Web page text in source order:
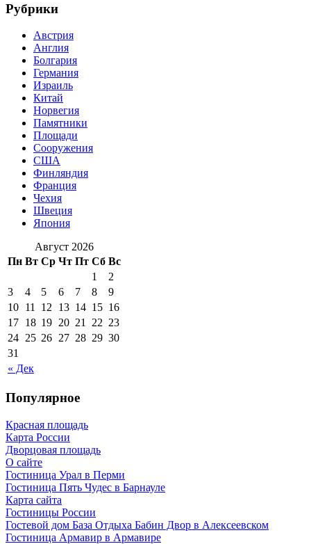
Рубрики
Австрия
Англия
Болгария
Германия
Израиль
Китай
Норвегия
Памятники
Площади
Сооружения
США
Финляндия
Франция
Чехия
Швеция
Япония
Август 2026
Пн Вт Ср Чт Пт Сб Вс
« Дек
1
2
3
4 5 6 7 8
9
10 11 12 13 14 15 16
17 18 19 20 21 22 23
24 25 26 27 28 29 30
31
Популярное
Красная площадь
Карта России
Дворцовая площадь
О сайте
Гостиница Урал в Перми
Гостиница Пять Чудес в Барнауле
Карта сайта
Гостиницы России
Гостевой дом База Отдыха Бабин Двор в Алексеевском
Гостиница Армавир в Армавире